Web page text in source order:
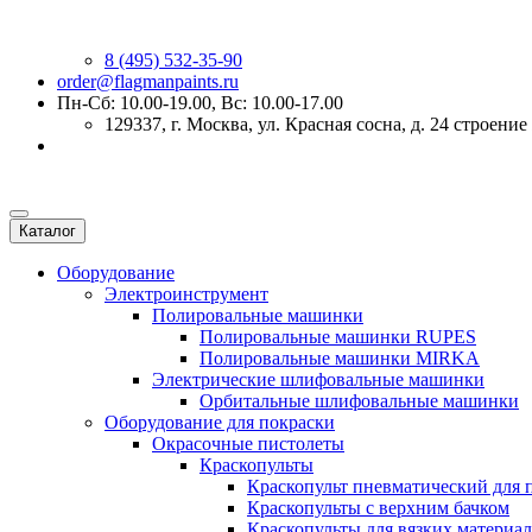
8 (495) 532-35-90
order@flagmanpaints.ru
Пн-Сб: 10.00-19.00, Вс: 10.00-17.00
129337, г. Москва, ул. Красная сосна, д. 24 строение
Каталог
Оборудование
Электроинструмент
Полировальные машинки
Полировальные машинки RUPES
Полировальные машинки MIRKA
Электрические шлифовальные машинки
Орбитальные шлифовальные машинки
Оборудование для покраски
Окрасочные пистолеты
Краскопульты
Краскопульт пневматический для
Краскопульты с верхним бачком